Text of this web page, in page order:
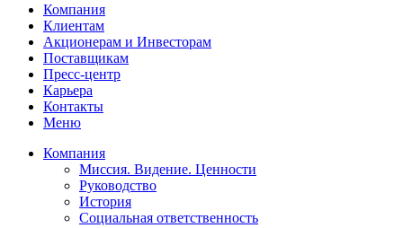
Компания
Клиентам
Акционерам и Инвесторам
Поставщикам
Пресс-центр
Карьера
Контакты
Меню
Компания
Миссия. Видение. Ценности
Руководство
История
Социальная ответственность